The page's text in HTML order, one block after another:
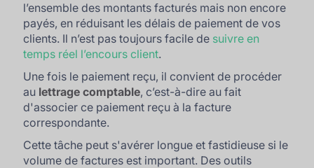
l’ensemble des montants facturés mais non encore
payés, en réduisant les délais de paiement de vos
clients. Il n’est pas toujours facile de suivre en
temps réel l’encours client.
Une fois le paiement reçu, il convient de procéder
au lettrage comptable, c’est-à-dire au fait
d'associer ce paiement reçu à la facture
correspondante.
Cette tâche peut s'avérer longue et fastidieuse si le
volume de factures est important. Des outils